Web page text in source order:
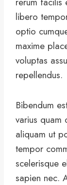
libero
optio
maxime
voluptas
repellendus.
Bibendum
varius quam
aliquam ut
tempor
scelerisque
sapien nec.